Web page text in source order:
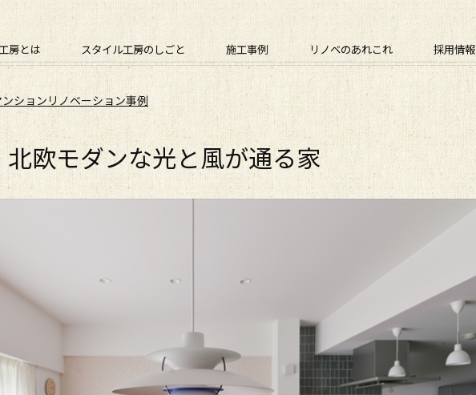
房とは スタイル工房のしごと 施工事例 リノベのあれこれ 採用情報
ンションリノベーション事例
北欧モダンな光と風が通る家